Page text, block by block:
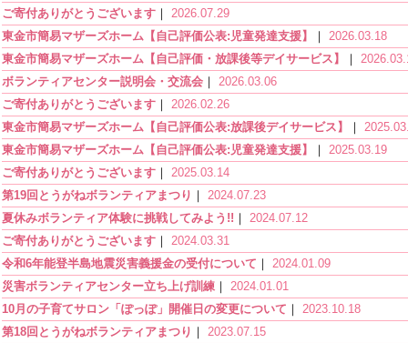
ご寄付ありがとうございます ｜ 2026.07.29
東金市簡易マザーズホーム【自己評価公表:児童発達支援】
｜ 2026.03.18
東金市簡易マザーズホーム【自己評価・放課後等デイサービス】
｜
ボランティアセンター説明会・交流会 ｜ 2026.03.06
ご寄付ありがとうございます ｜ 2026.02.26
東金市簡易マザーズホーム【自己評価公表:放課後デイサービス】
｜
東金市簡易マザーズホーム【自己評価公表:児童発達支援】
｜ 2025.03.19
ご寄付ありがとうございます ｜ 2025.03.14
第19回とうがねボランティアまつり ｜ 2024.07.23
夏休みボランティア体験に挑戦してみよう!! ｜ 2024.07.12
ご寄付ありがとうございます ｜ 2024.03.31
令和6年能登半島地震災害義援金の受付について ｜ 2024.01.09
災害ボランティアセンター立ち上げ訓練 ｜ 2024.01.01
10月の子育てサロン「ぽっぽ」開催日の変更について ｜ 2023.10.18
第18回とうがねボランティアまつり ｜ 2023.07.15